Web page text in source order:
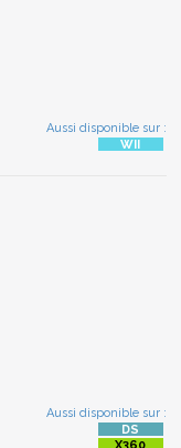
Aussi disponible sur :
Aussi disponible sur :